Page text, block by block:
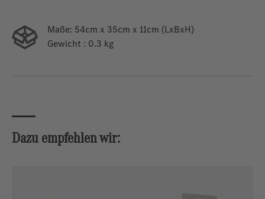
Maße: 54cm x 35cm x 11cm (LxBxH)
Gewicht : 0.3 kg
Dazu empfehlen wir: